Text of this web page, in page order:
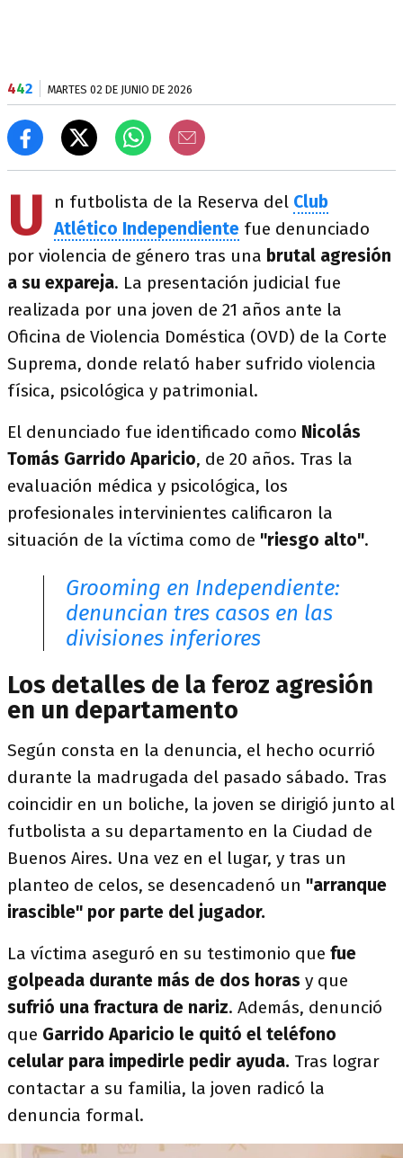
442 MARTES 02 DE JUNIO DE 2026
U n futbolista de la Reserva del Club
Atlético Independiente fue denunciado
por violencia de género tras una brutal agresión
a su expareja. La presentación judicial fue
realizada por una joven de 21 años ante la
Oficina de Violencia Doméstica (OVD) de la Corte
Suprema, donde relató haber sufrido violencia
física, psicológica y patrimonial.
El denunciado fue identificado como Nicolás
Tomás Garrido Aparicio, de 20 años. Tras la
evaluación médica y psicológica, los
profesionales intervinientes calificaron la
situación de la víctima como de "riesgo alto".
Grooming en Independiente:
denuncian tres casos en las
divisiones inferiores
Los detalles de la feroz agresión
en un departamento
Según consta en la denuncia, el hecho ocurrió
durante la madrugada del pasado sábado. Tras
coincidir en un boliche, la joven se dirigió junto al
futbolista a su departamento en la Ciudad de
Buenos Aires. Una vez en el lugar, y tras un
planteo de celos, se desencadenó un "arranque
irascible" por parte del jugador.
La víctima aseguró en su testimonio que fue
golpeada durante más de dos horas y que
sufrió una fractura de nariz. Además, denunció
que Garrido Aparicio le quitó el teléfono
celular para impedirle pedir ayuda. Tras lograr
contactar a su familia, la joven radicó la
denuncia formal.